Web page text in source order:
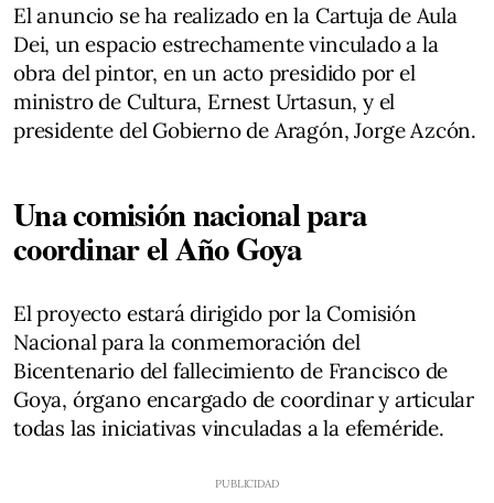
El anuncio se ha realizado en la Cartuja de Aula
Dei, un espacio estrechamente vinculado a la
obra del pintor, en un acto presidido por el
ministro de Cultura, Ernest Urtasun, y el
presidente del Gobierno de Aragón, Jorge Azcón.
Una comisión nacional para
coordinar el Año Goya
El proyecto estará dirigido por la Comisión
Nacional para la conmemoración del
Bicentenario del fallecimiento de Francisco de
Goya, órgano encargado de coordinar y articular
todas las iniciativas vinculadas a la efeméride.